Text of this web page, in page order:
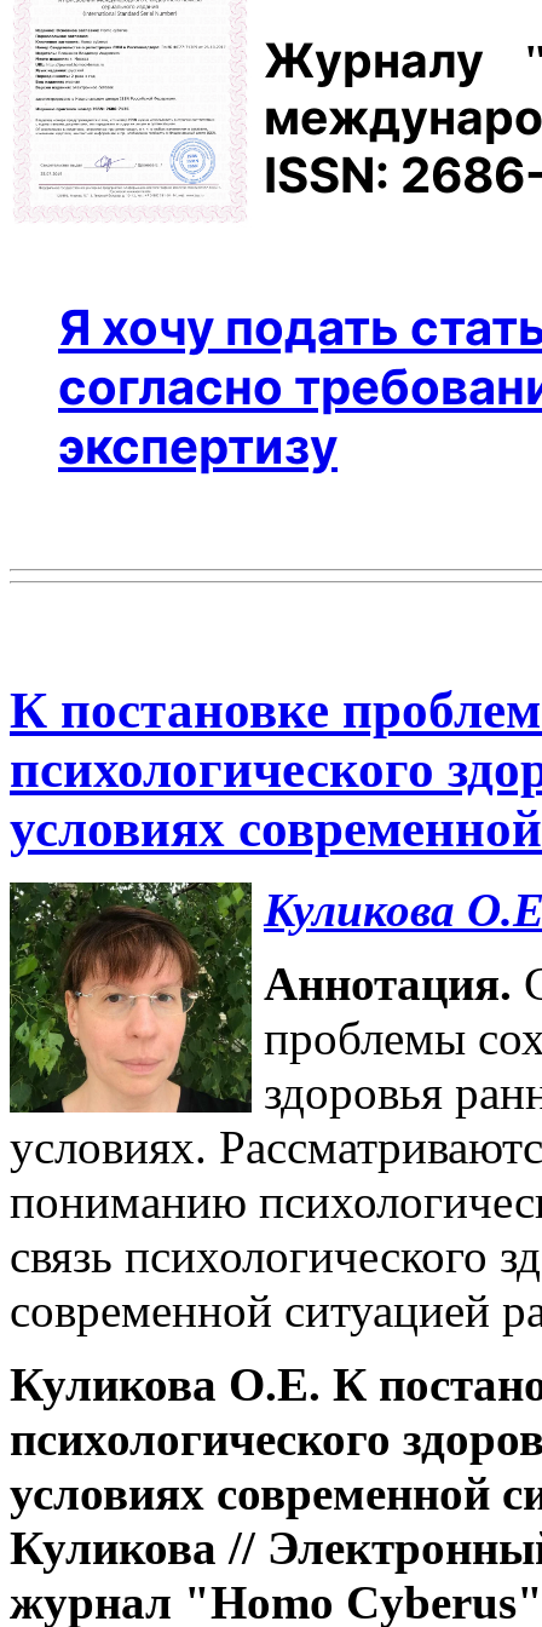
Журналу
ISSN:
Я хочу подать
согласно
экспертизу
К постановке
психологического
условиях
Куликова
Аннотация.
проблемы
здоровья
условиях.
пониманию
связь психологического
современной ситуацией
Куликова О.Е. К
психологического
условиях современной
Куликова //
журнал "Homo